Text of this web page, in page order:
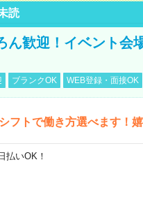
読
ん歓迎！イベント会
ブランクOK WEB登録・面接OK
フトで働き方選べます！
いOK！